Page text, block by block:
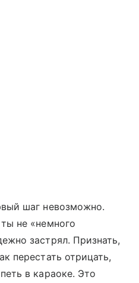
шаг невозможно.
не «немного
застрял. Признать,
перестать отрицать,
в караоке. Это